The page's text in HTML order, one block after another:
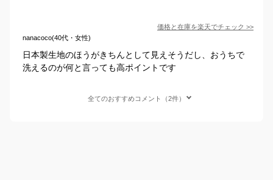
価格と在庫を楽天でチェック >>
nanacoco(40代・女性)
日本製生地のほうがきちんとして見えそうだし、おうちで
洗えるのが何と言っても高ポイントです
全てのおすすめコメント（2件）